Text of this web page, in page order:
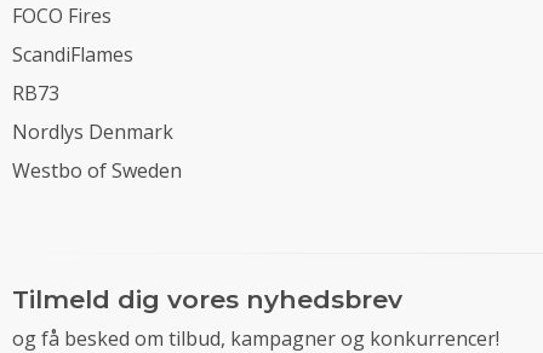
FOCO Fires
ScandiFlames
RB73
Nordlys Denmark
Westbo of Sweden
Tilmeld dig vores nyhedsbrev
og få besked om tilbud, kampagner og konkurrencer!